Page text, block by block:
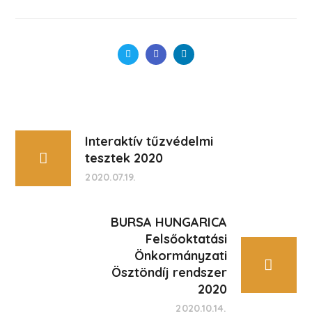
Interaktív tűzvédelmi
tesztek 2020
2020.07.19.
BURSA HUNGARICA
Felsőoktatási
Önkormányzati
Ösztöndíj rendszer
2020
2020.10.14.